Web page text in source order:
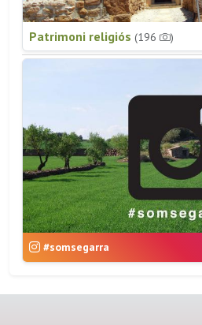
Patrimoni religiós (196 )
#somsegarra